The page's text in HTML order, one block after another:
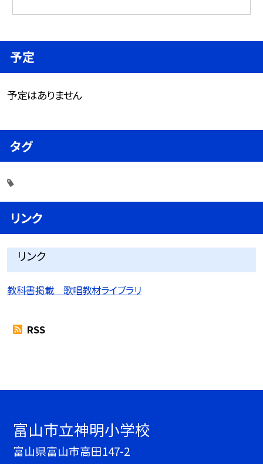
予定
予定はありません
タグ
リンク
リンク
教科書掲載 歌唱教材ライブラリ
RSS
富山市立神明小学校
富山県富山市高田147-2